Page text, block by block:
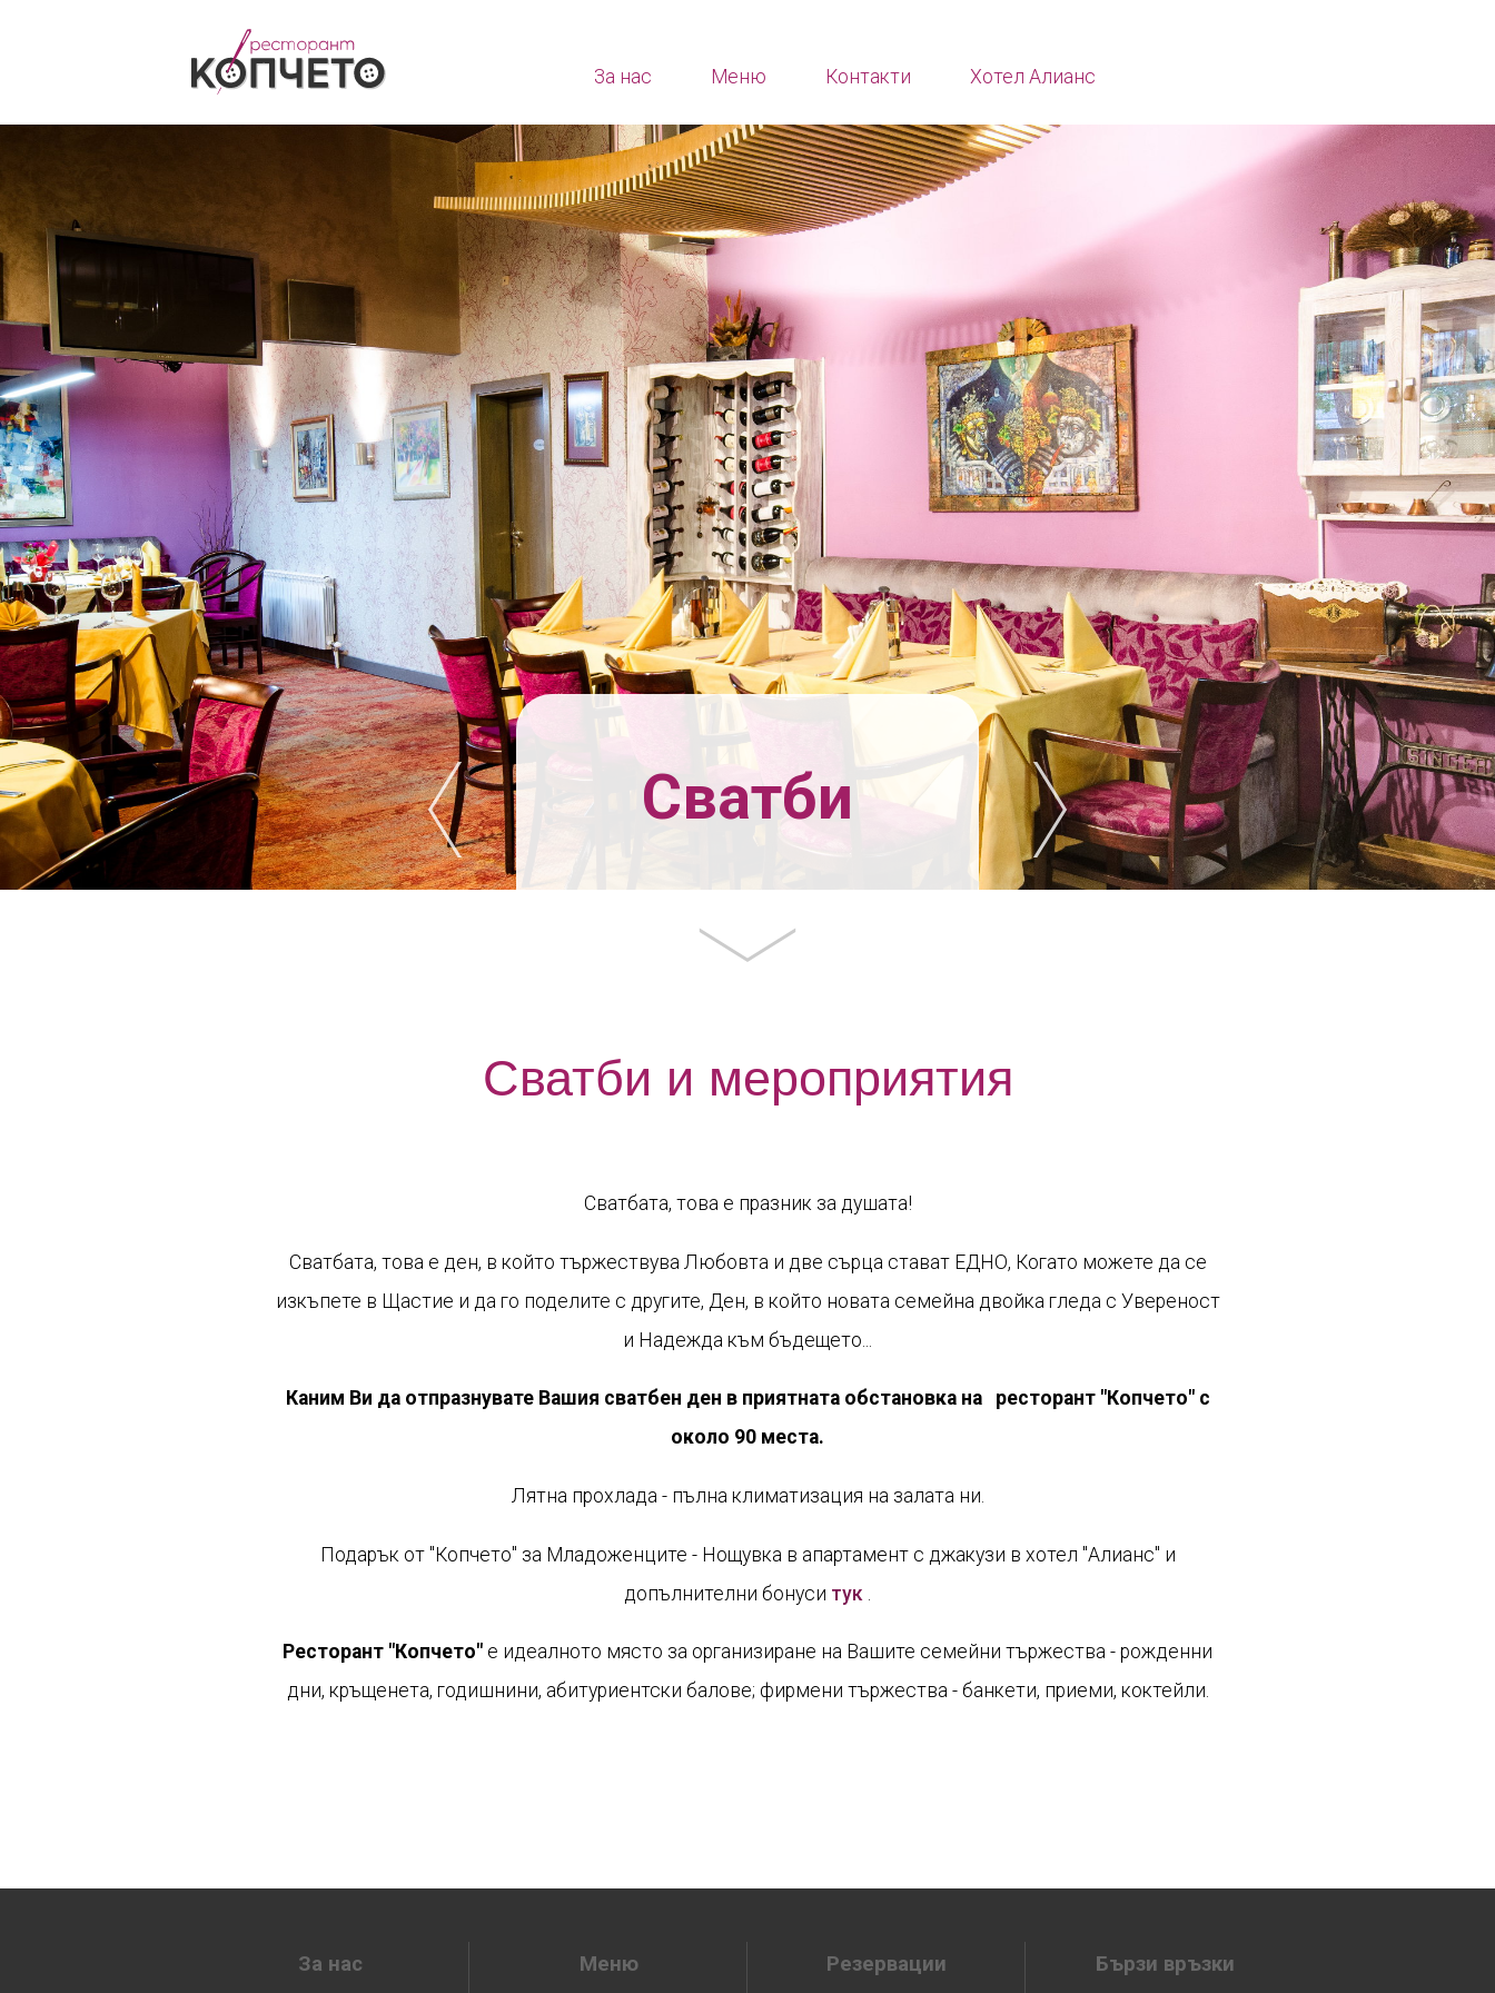
За нас Меню Контакти Хотел Алианс
English
Начало
За нас
Меню
Контакти
Хотел Алианс
Сватби
Сватби и мероприятия
Сватбата, това е празник за душата!
Сватбата, това е ден, в който тържествува Любовта и две сърца стават ЕДНО, Когато можете да се
изкъпете в Щастие и да го поделите с другите, Ден, в който новата семейна двойка гледа с Увереност
и Надежда към бъдещето...
Каним Ви да отпразнувате Вашия сватбен ден в приятната обстановка на ресторант "Копчето" с
около 90 места.
Лятна прохлада - пълна климатизация на залата ни.
Подарък от "Копчето" за Младоженците - Нощувка в апартамент с джакузи в хотел "Алианс" и
допълнителни бонуси тук
Ресторант "Копчето" е идеалното място за организиране на Вашите семейни тържества - рожденни
дни, кръщенета, годишнини, абитуриeнтски балове; фирмени тържества - банкети, приеми, коктейли.
За нас Меню Резервации Бързи връзки